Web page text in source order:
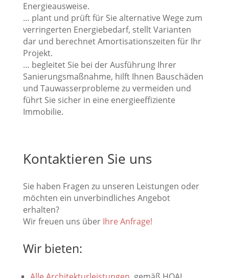
Energieausweise.
… plant und prüft für Sie alternative Wege zum
verringerten Energiebedarf, stellt Varianten
dar und berechnet Amortisationszeiten für Ihr
Projekt.
… begleitet Sie bei der Ausführung Ihrer
Sanierungsmaßnahme, hilft Ihnen Bauschäden
und Tauwasserprobleme zu vermeiden und
führt Sie sicher in eine energieeffiziente
Immobilie.
Kontaktieren Sie uns
Sie haben Fragen zu unseren Leistungen oder
möchten ein unverbindliches Angebot
erhalten?
Wir freuen uns über Ihre Anfrage!
Wir bieten: